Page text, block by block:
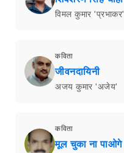
विमल कुमार 'प्रभाकर'
कविता
जीवनदायिनी
अजय कुमार 'अजेय'
कविता
मूल चुका ना पाओगे